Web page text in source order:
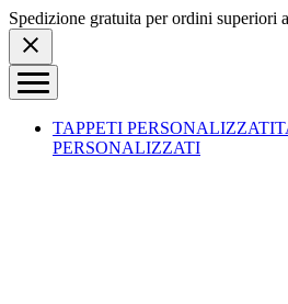
Skip to content
Spedizione gratuita per ordini superiori
TAPPETI PERSONALIZZATI
PERSONALIZZATI